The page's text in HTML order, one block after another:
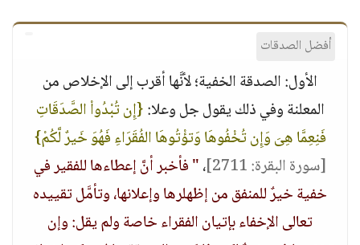
أفضل الصدقات
الأول: الصدقة الخفية؛ لأنَّها أقرب إلى الإخلاص من
المعلنة وفي ذلك يقول جل وعلا:{إِن تُبْدُواْ الصَّدَقَاتِ
فَنِعِمَّا هِىَ وَإِن تُخْفُوهَا وَتؤْتُوهَا الفُقَرَاءِ فَهُوَ خَيرٌ لَّكُمْ}
[سورة البقرة: 2711]
،" فأخبر أنَّ إعطاءها للفقير في
خفية خيرٌ للمنفق من إظهلرها وإعلانها، وتأمَّل تقييده
تعالى الإخفاء بإتيان الفقراء خاصة ولم يقل: وإن